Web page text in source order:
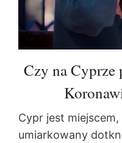
Czy na Cyprze
Cypr jest
umiarkowany